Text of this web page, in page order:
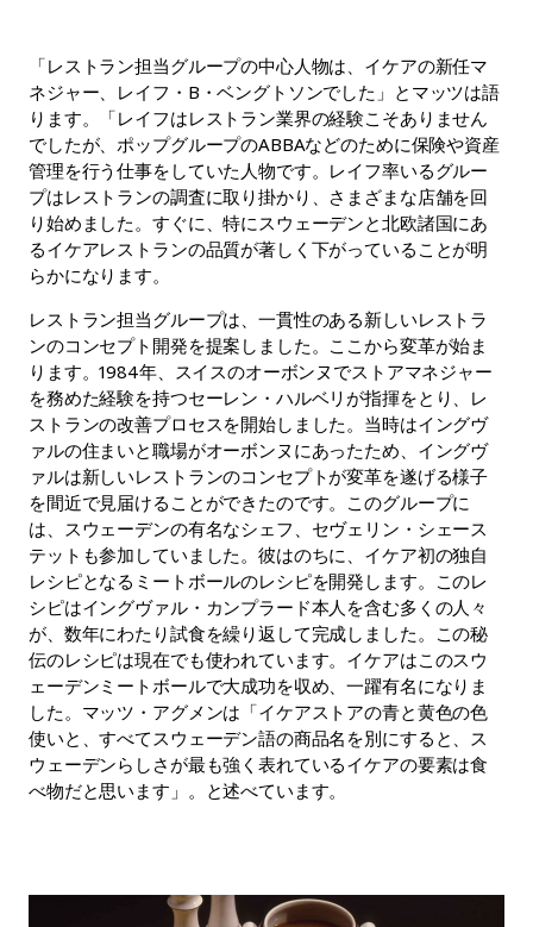
「レストラン担当グループの中心人物は、イケアの新任マ
ネジャー、レイフ・B・ベングトソンでした」とマッツは語
ります。「レイフはレストラン業界の経験こそありません
でしたが、ポップグループのABBAなどのために保険や資産
管理を行う仕事をしていた人物です。レイフ率いるグルー
プはレストランの調査に取り掛かり、さまざまな店舗を回
り始めました。すぐに、特にスウェーデンと北欧諸国にあ
るイケアレストランの品質が著しく下がっていることが明
らかになります。
レストラン担当グループは、一貫性のある新しいレストラ
ンのコンセプト開発を提案しました。ここから変革が始ま
ります。1984年、スイスのオーボンヌでストアマネジャー
を務めた経験を持つセーレン・ハルベリが指揮をとり、レ
ストランの改善プロセスを開始しました。当時はイングヴ
ァルの住まいと職場がオーボンヌにあったため、イングヴ
ァルは新しいレストランのコンセプトが変革を遂げる様子
を間近で見届けることができたのです。このグループに
は、スウェーデンの有名なシェフ、セヴェリン・シェース
テットも参加していました。彼はのちに、イケア初の独自
レシピとなるミートボールのレシピを開発します。このレ
シピはイングヴァル・カンプラード本人を含む多くの人々
が、数年にわたり試食を繰り返して完成しました。この秘
伝のレシピは現在でも使われています。イケアはこのスウ
ェーデンミートボールで大成功を収め、一躍有名になりま
した。マッツ・アグメンは「イケアストアの青と黄色の色
使いと、すべてスウェーデン語の商品名を別にすると、ス
ウェーデンらしさが最も強く表れているイケアの要素は食
べ物だと思います」。と述べています。